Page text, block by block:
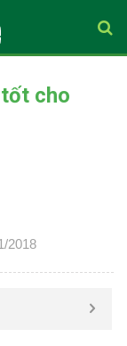
cho
2018